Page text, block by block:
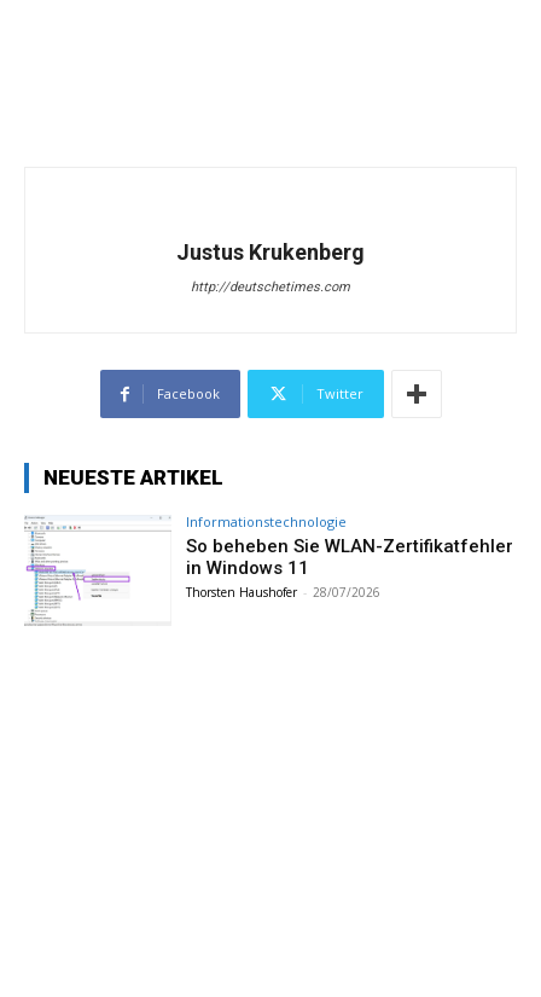
Justus Krukenberg
http://deutschetimes.com
Facebook Twitter
NEUESTE ARTIKEL
Informationstechnologie
So beheben Sie WLAN-Zertifikatfehler
in Windows 11
Thorsten Haushofer - 28/07/2026